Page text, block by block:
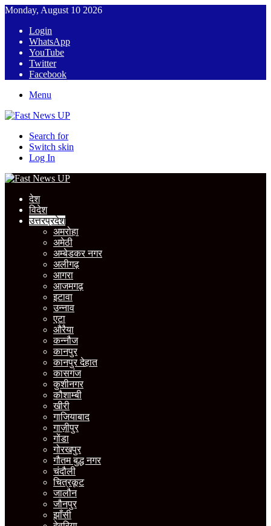
Monday, August 10 2026
Login
WhatsApp
YouTube
Twitter
Facebook
Menu
Search for
Switch skin
Log In
देश
विदेश
उत्तरप्रदेश
अमरोहा
अमेठी
अम्बेडकर नगर
अलीगढ़
आगरा
आजमगढ़
इटावा
उन्नाव
एटा
औरैया
कन्नौज
कानपुर
कानपुर देहात
कासगंज
कुशीनगर
कौशाम्बी
खीरी
गाजियाबाद
गाज़ीपुर
गोंडा
गोरखपुर
गौतम बुद्ध नगर
चंदौली
चित्रकूट
जालौन
जौनपुर
झाँसी